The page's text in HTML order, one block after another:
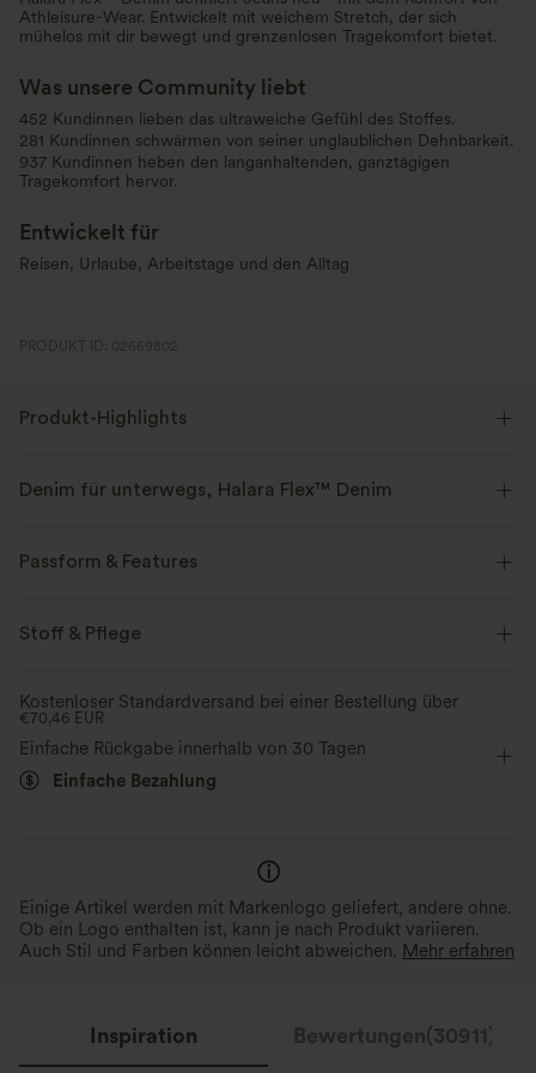
Athleisure-Wear. Entwickelt mit weichem Stretch, der sich
mühelos mit dir bewegt und grenzenlosen Tragekomfort bietet.
Was unsere Community liebt
452 Kundinnen lieben das ultraweiche Gefühl des Stoffes.
281 Kundinnen schwärmen von seiner unglaublichen Dehnbarkeit.
937 Kundinnen heben den langanhaltenden, ganztägigen
Tragekomfort hervor.
Entwickelt für
Reisen, Urlaube, Arbeitstage und den Alltag
PRODUKT ID: 02669802
Produkt-Highlights
Perfekter Stretch
Bis zu 2-fache seitliche Dehnbarkeit und
1,5-fache vertikale Dehnbarkeit für eine
flexible, uneingeschränkte Passform, die
Mit nur zwei Dritteln des
Denim für unterwegs, Halara Flex™ Denim
gibt dir die Dehnbarkeit und Weichheit, die du brauchst, um dich
uneingeschränkt bewegen zu können.
Vier-Wege-Stretch
bequem wie Leggings Leichtgewichtig
Passform & Features
bodenlang
Stoff & Pflege
Kostenloser Standardversand bei einer Bestellung über
€70,46 EUR
Einfache Rückgabe innerhalb von 30 Tagen
Einfache Bezahlung
Einige Artikel werden mit Markenlogo geliefert, andere ohne.
Ob ein Logo enthalten ist, kann je nach Produkt variieren.
Auch Stil und Farben können leicht abweichen. Mehr erfahren
Inspiration Bewertungen(30911)